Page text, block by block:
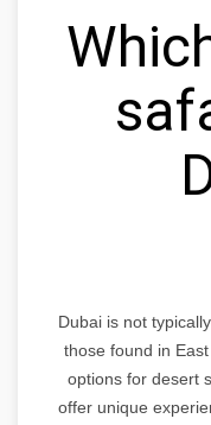
Dubai is not
those found in
options for desert
offer unique